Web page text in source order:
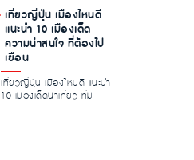
เที่ยวญี่ปุ่น เมืองไหนดี
แนะนำ 10 เมืองเด็ด
ความน่าสนใจ ที่ต้องไป
เยือน
เที่ยวญี่ปุ่น เมืองไหนดี แนะนำ
10 เมืองเด็ดน่าเที่ยว ที่มี